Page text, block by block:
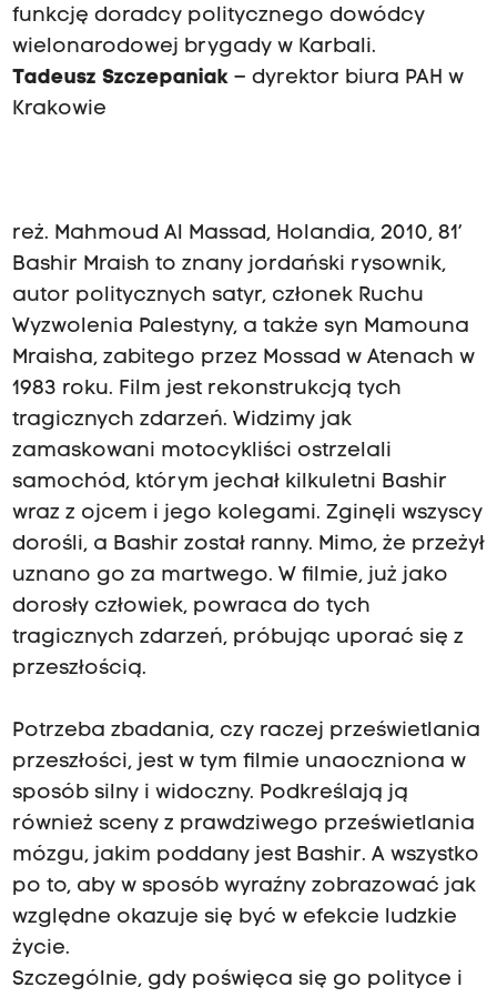
funkcję doradcy politycznego dowódcy
wielonarodowej brygady w Karbali.
Tadeusz Szczepaniak– dyrektor biura PAH w
Krakowie
reż. Mahmoud Al Massad, Holandia, 2010, 81’
Bashir Mraish to znany jordański rysownik,
autor politycznych satyr, członek Ruchu
Wyzwolenia Palestyny, a także syn Mamouna
Mraisha, zabitego przez Mossad w Atenach w
1983 roku. Film jest rekonstrukcją tych
tragicznych zdarzeń. Widzimy jak
zamaskowani motocykliści ostrzelali
samochód, którym jechał kilkuletni Bashir
wraz z ojcem i jego kolegami. Zginęli wszyscy
dorośli, a Bashir został ranny. Mimo, że przeżył
uznano go za martwego. W filmie, już jako
dorosły człowiek, powraca do tych
tragicznych zdarzeń, próbując uporać się z
przeszłością.
Potrzeba zbadania, czy raczej prześwietlania
przeszłości, jest w tym filmie unaoczniona w
sposób silny i widoczny. Podkreślają ją
również sceny z prawdziwego prześwietlania
mózgu, jakim poddany jest Bashir. A wszystko
po to, aby w sposób wyraźny zobrazować jak
względne okazuje się być w efekcie ludzkie
życie.
Szczególnie, gdy poświęca się go polityce i